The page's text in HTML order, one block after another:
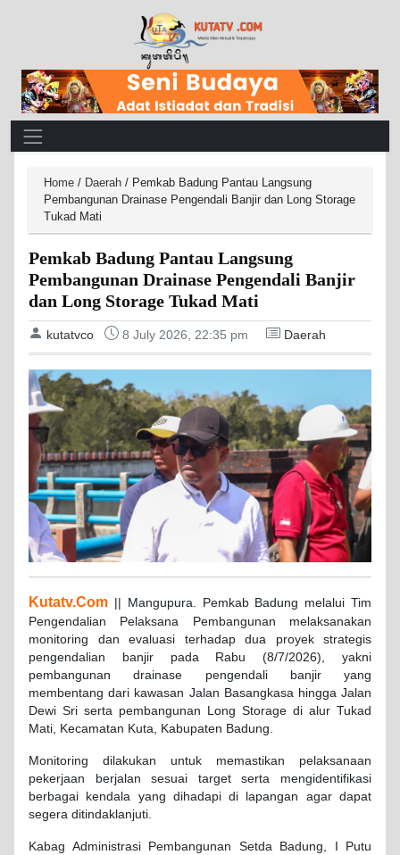
Main Navigation
Home / Daerah / Pemkab Badung Pantau Langsung
Pembangunan Drainase Pengendali Banjir dan Long Storage
Tukad Mati
Pemkab Badung Pantau Langsung
Pembangunan Drainase Pengendali Banjir
dan Long Storage Tukad Mati
kutatvco 8 July 2026, 22:35 pm Daerah
Kutatv.Com || Mangupura. Pemkab Badung melalui Tim
Pengendalian Pelaksana Pembangunan melaksanakan
monitoring dan evaluasi terhadap dua proyek strategis
pengendalian banjir pada Rabu (8/7/2026), yakni
pembangunan drainase pengendali banjir yang
membentang dari kawasan Jalan Basangkasa hingga Jalan
Dewi Sri serta pembangunan Long Storage di alur Tukad
Mati, Kecamatan Kuta, Kabupaten Badung.
Monitoring dilakukan untuk memastikan pelaksanaan
pekerjaan berjalan sesuai target serta mengidentifikasi
berbagai kendala yang dihadapi di lapangan agar dapat
segera ditindaklanjuti.
Kabag Administrasi Pembangunan Setda Badung, I Putu